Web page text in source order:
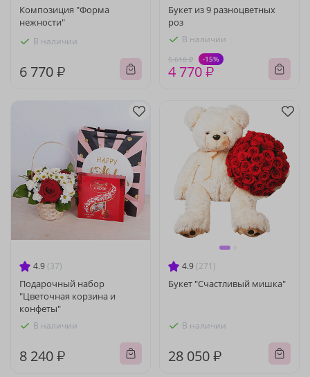
Композиция "Форма
нежности"
В наличии
6 770 ₽
Букет из 9 разноцветных
роз
В наличии
5 610 ₽ -15%
4 770 ₽
4.9 (37)
Подарочный набор
"Цветочная корзина и
конфеты"
В наличии
8 240 ₽
4.9 (271)
Букет "Счастливый мишка"
В наличии
28 050 ₽